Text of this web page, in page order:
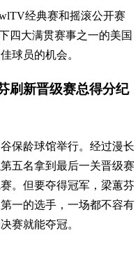
经典赛和摇滚公开赛
下四大满贯赛事之一的美国
球员的机会。
刷新晋级赛总得分纪
保龄球馆举行。经过漫长
五名拿到最后一关晋级赛
。但要夺得冠军，梁蕙芬
一的选手，一场都不容有
赛就能夺冠。